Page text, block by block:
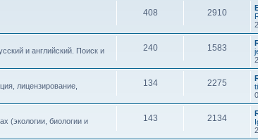
408 2910
и английский. Поиск и
240 1583
лицензирование,
134 2275
(экологии, биологии и
143 2134